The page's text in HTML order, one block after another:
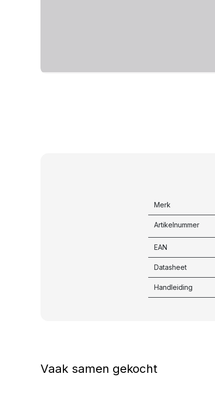
Merk
Artikelnummer
EAN
Datasheet
Handleiding
Vaak samen gekocht